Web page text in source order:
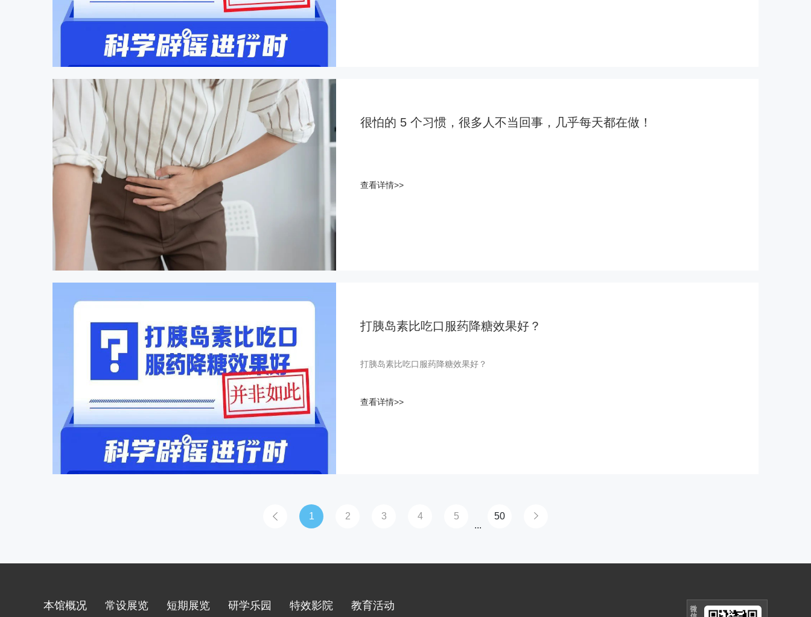
很怕的 5 个习惯，很多人不当回事，几乎每天都在做！
查看详情>>
打胰岛素比吃口服药降糖效果好？
打胰岛素比吃口服药降糖效果好？
查看详情>>
1 2 3 4
5
...
50
本馆概况 常设展览 短期展览 研学乐园 特效影院 教育活动